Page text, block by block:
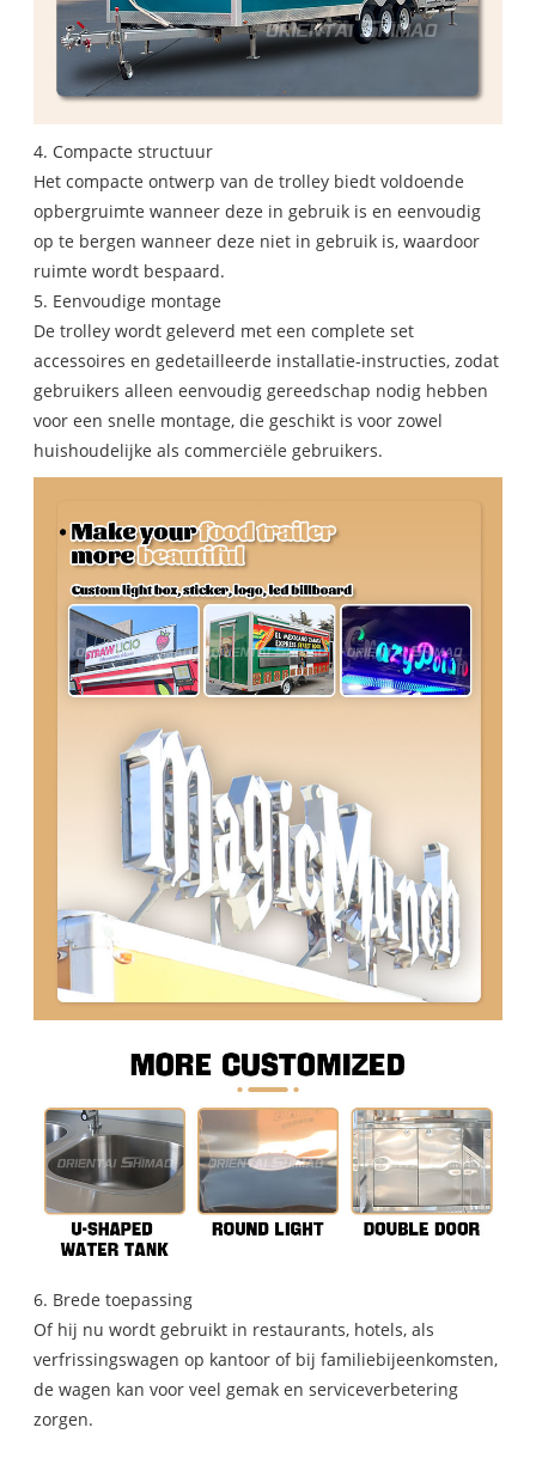
4. Compacte structuur
Het compacte ontwerp van de trolley biedt voldoende
opbergruimte wanneer deze in gebruik is en eenvoudig
op te bergen wanneer deze niet in gebruik is, waardoor
ruimte wordt bespaard.
5. Eenvoudige montage
De trolley wordt geleverd met een complete set
accessoires en gedetailleerde installatie-instructies, zodat
gebruikers alleen eenvoudig gereedschap nodig hebben
voor een snelle montage, die geschikt is voor zowel
huishoudelijke als commerciële gebruikers.
6. Brede toepassing
Of hij nu wordt gebruikt in restaurants, hotels, als
verfrissingswagen op kantoor of bij familiebijeenkomsten,
de wagen kan voor veel gemak en serviceverbetering
zorgen.